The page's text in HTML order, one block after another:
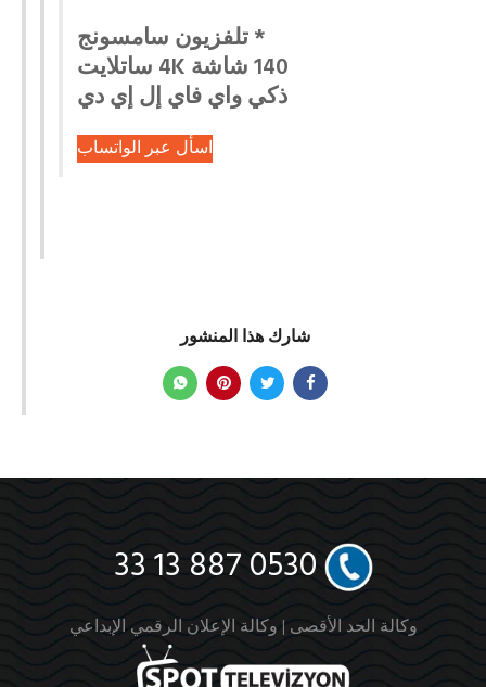
* تلفزيون سامسونج
140 شاشة 4K ساتلايت
ذكي واي فاي إل إي دي
اسأل عبر الواتساب
شارك هذا المنشور
0530 887 13 33
وكالة الحد الأقصى | وكالة الإعلان الرقمي الإبداعي